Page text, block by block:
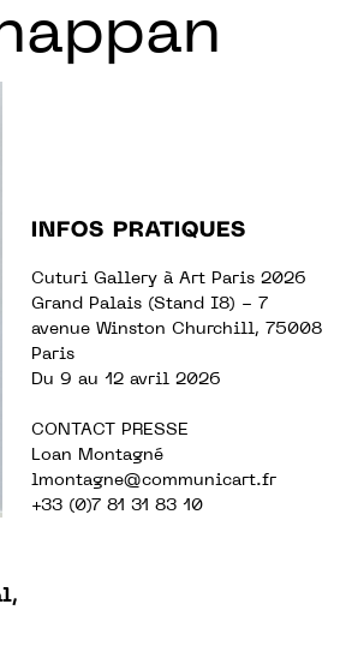
INFOS PRATIQUES
Cuturi Gallery à Art Paris 2026
Grand Palais (Stand I8) - 7
avenue Winston Churchill, 75008
Paris
Du 9 au 12 avril 2026
CONTACT PRESSE
Loan Montagné
lmontagne@communicart.fr
+33 (0)7 81 31 83 10